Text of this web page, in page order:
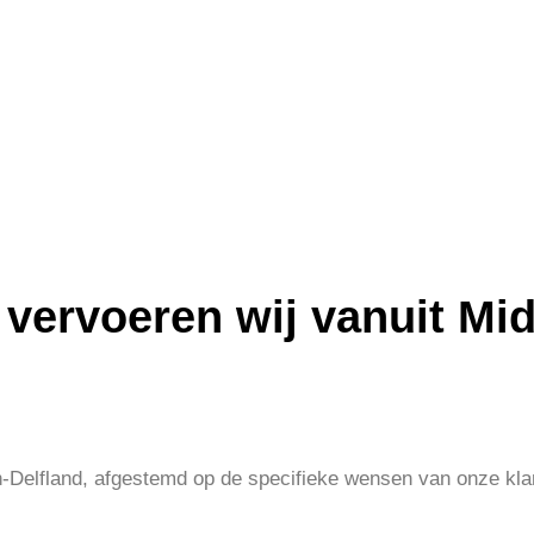
wij vanuit
afgestemd op de specifieke wensen van onze